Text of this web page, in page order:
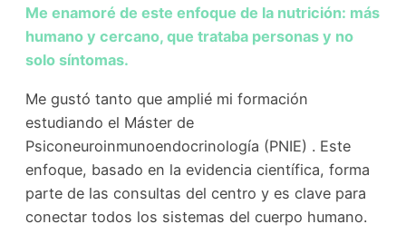
Me enamoré de este enfoque de la nutrición: más
humano y cercano, que trataba personas y no
solo síntomas.
Me gustó tanto que amplié mi formación
estudiando el Máster de
Psiconeuroinmunoendocrinología (PNIE) . Este
enfoque, basado en la evidencia científica, forma
parte de las consultas del centro y es clave para
conectar todos los sistemas del cuerpo humano.